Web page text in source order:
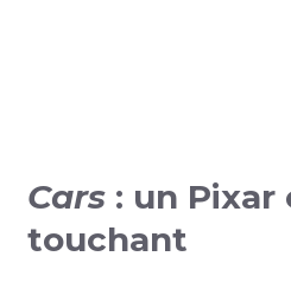
Cars : un
touchant